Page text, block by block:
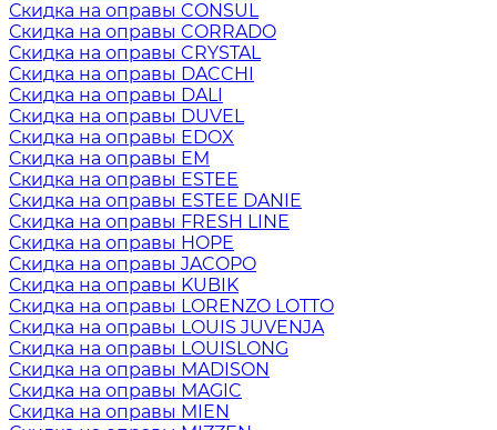
Скидка на оправы CONSUL
Скидка на оправы CORRADO
Скидка на оправы CRYSTAL
Скидка на оправы DACCHI
Скидка на оправы DALI
Скидка на оправы DUVEL
Скидка на оправы EDOX
Скидка на оправы EM
Скидка на оправы ESTEE
Скидка на оправы ESTEE DANIE
Скидка на оправы FRESH LINE
Скидка на оправы HOPE
Скидка на оправы JACOPO
Скидка на оправы KUBIK
Скидка на оправы LORENZO LOTTO
Скидка на оправы LOUIS JUVENJA
Скидка на оправы LOUISLONG
Скидка на оправы MADISON
Скидка на оправы MAGIC
Скидка на оправы MIEN